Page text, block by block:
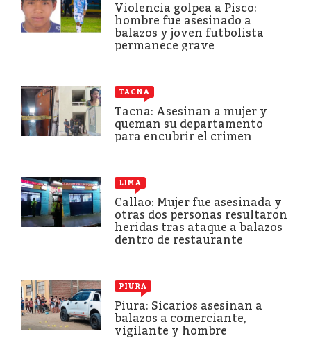
Violencia golpea a Pisco:
hombre fue asesinado a
balazos y joven futbolista
permanece grave
TACNA
Tacna: Asesinan a mujer y
queman su departamento
para encubrir el crimen
LIMA
Callao: Mujer fue asesinada y
otras dos personas resultaron
heridas tras ataque a balazos
dentro de restaurante
PIURA
Piura: Sicarios asesinan a
balazos a comerciante,
vigilante y hombre